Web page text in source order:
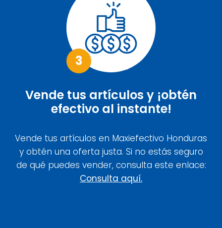
3
Vende tus artículos y ¡obtén
efectivo al instante!
Vende tus artículos en Maxiefectivo Honduras
y obtén una oferta justa. Si no estás seguro
de qué puedes vender, consulta este enlace:
Consulta aquí.